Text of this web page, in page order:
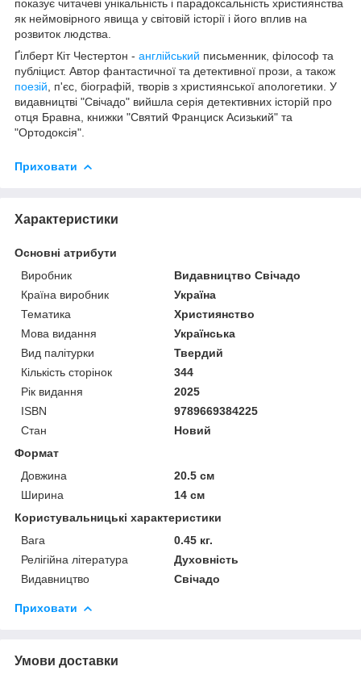
показує читачеві унікальність і парадоксальність християнства
як неймовірного явища у світовій історії і його вплив на
розвиток людства.
Ґілберт Кіт Честертон - англійський письменник, філософ та
публіцист. Автор фантастичної та детективної прози, а також
поезій , п'єс, біографій, творів з християнської апологетики. У
видавництві "Свічадо" вийшла серія детективних історій про
отця Бравна, книжки "Святий Франциск Асизький" та
"Ортодоксія".
Приховати
Характеристики
Основні атрибути
Виробник
Видавництво Свічадо
Країна виробник
Україна
Тематика
Християнство
Мова видання
Українська
Вид палітурки
Твердий
Кількість сторінок
344
Рік видання
2025
ISBN
9789669384225
Стан
Новий
Формат
Довжина
20.5 см
Ширина
14 см
Користувальницькі характеристики
Вага
0.45 кг.
Релігійна література
Духовність
Видавництво
Свічадо
Приховати
Умови доставки